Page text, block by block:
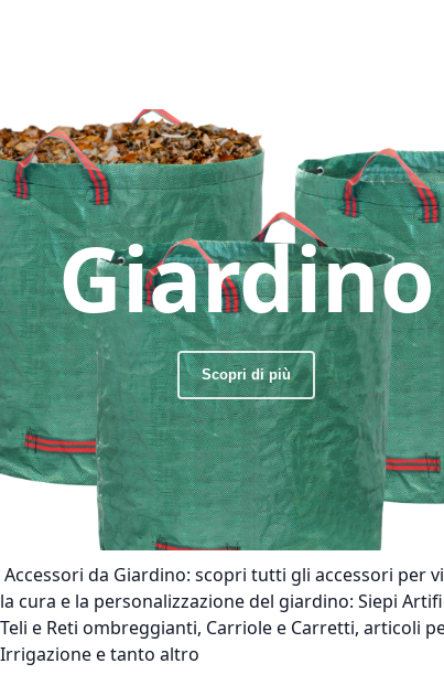
Giardino
Scopri di più
Accessori da Giardino: scopri tutti gli accessori per
la cura e la personalizzazione del giardino: Siepi
Teli e Reti ombreggianti, Carriole e Carretti, articoli
Irrigazione e tanto altro